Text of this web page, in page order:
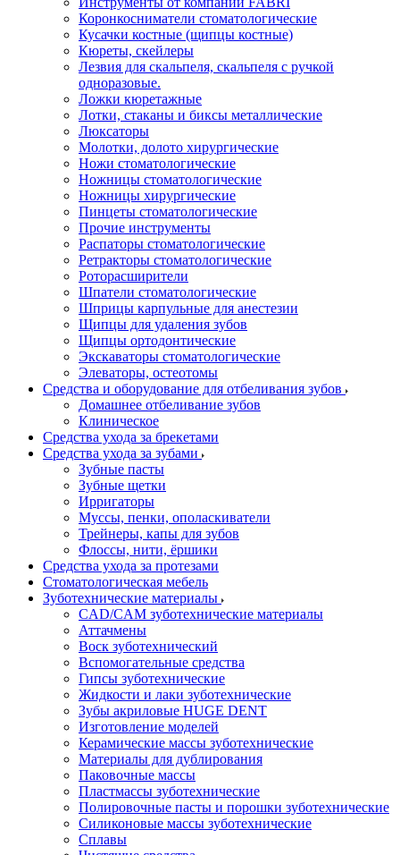
Коронкосниматели стоматологические
Кусачки костные (щипцы костные)
Кюреты, скейлеры
Лезвия для скальпеля, скальпеля с ручкой
одноразовые.
Ложки кюретажные
Лотки, стаканы и биксы металлические
Люксаторы
Молотки, долото хирургические
Ножи стоматологические
Ножницы стоматологические
Ножницы хирургические
Пинцеты стоматологические
Прочие инструменты
Распаторы стоматологические
Ретракторы стоматологические
Роторасширители
Шпатели стоматологические
Шприцы карпульные для анестезии
Щипцы для удаления зубов
Щипцы ортодонтические
Экскаваторы стоматологические
Элеваторы, остеотомы
Средства и оборудование для отбеливания зубов
Домашнее отбеливание зубов
Клиническое
Средства ухода за брекетами
Средства ухода за зубами
Зубные пасты
Зубные щетки
Ирригаторы
Муссы, пенки, ополаскиватели
Трейнеры, капы для зубов
Флоссы, нити, ёршики
Средства ухода за протезами
Стоматологическая мебель
Зуботехнические материалы
CAD/CAM зуботехнические материалы
Аттачмены
Воск зуботехнический
Вспомогательные средства
Гипсы зуботехнические
Жидкости и лаки зуботехнические
Зубы акриловые HUGE DENT
Изготовление моделей
Керамические массы зуботехнические
Материалы для дублирования
Паковочные массы
Пластмассы зуботехнические
Полировочные пасты и порошки зуботехнические
Силиконовые массы зуботехнические
Сплавы